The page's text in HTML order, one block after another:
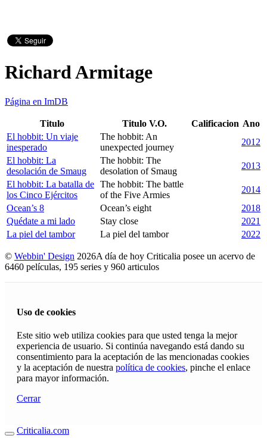
Richard Armitage
Página en ImDB
Titulo Titulo V.O. Calificacion Ano
El hobbit: Un viaje
inesperado
The hobbit: An
unexpected journey
2012
El hobbit: La
desolación de Smaug
The hobbit: The
desolation of Smaug
2013
El hobbit: La batalla de
los Cinco Ejércitos
The hobbit: The battle
of the Five Armies
2014
Ocean’s 8
Ocean’s eight
2018
Quédate a mi lado
Stay close
2021
La piel del tambor
La piel del tambor 2022
© Webbin' Design 2026A día de hoy Criticalia posee un acervo de
6460 películas, 195 series y 960 articulos
Uso de cookies
Este sitio web utiliza cookies para que usted tenga la mejor
experiencia de usuario. Si continúa navegando está dando su
consentimiento para la aceptación de las mencionadas cookies
y la aceptación de nuestra política de cookies, pinche el enlace
para mayor información.
Cerrar
Criticalia.com